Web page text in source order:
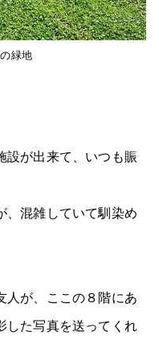
緑地
設が出来て、いつも賑
、混雑していて馴染め
人が、ここの８階にあ
した写真を送ってくれ